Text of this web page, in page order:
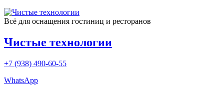
Всё для оснащения гостиниц и ресторанов
Чистые технологии
+7 (938) 490-60-55
WhatsApp